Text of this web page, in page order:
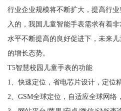
行业企业规模将不断扩大，提高行
入的，我国儿童智能手表需求有着
水平不断提高的良好促进下，未来
的增长态势。
T5智慧校园儿童手表的功能
1、快速定位，省电芯片设计，定位
2、GSM全球定位，自适应全球网络